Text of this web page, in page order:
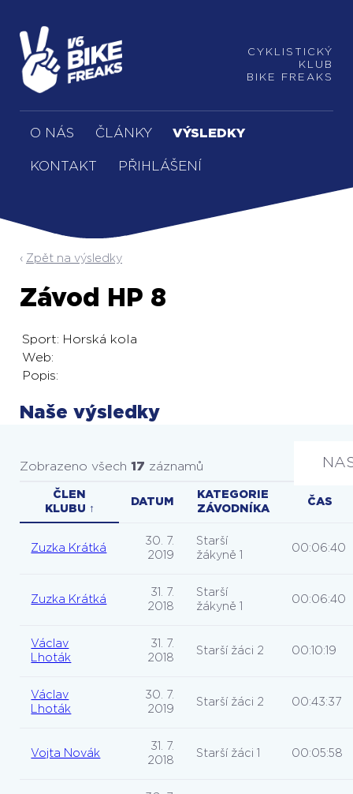
CYKLISTICKÝ
KLUB
BIKE FREAKS
O NÁS ČLÁNKY VÝSLEDKY
KONTAKT PŘIHLÁŠENÍ
Zpět na výsledky
Závod HP 8
Sport: Horská kola
Web:
Popis:
Naše výsledky
Zobrazeno všech 17 záznamů
ČLEN
KLUBU ↑
DATUM
KATEGORIE
ZÁVODNÍKA
ČAS
Zuzka Krátká
30. 7.
2019
Starší
žákyně 1
00:06:40
Zuzka Krátká
31. 7.
2018
Starší
žákyně 1
00:06:40
Václav
Lhoták
31. 7.
2018
Starší žáci 2 00:10:19
Václav
Lhoták
30. 7.
2019
Starší žáci 2 00:43:37
Vojta Novák
31. 7.
2018
Starší žáci 1 00:05:58